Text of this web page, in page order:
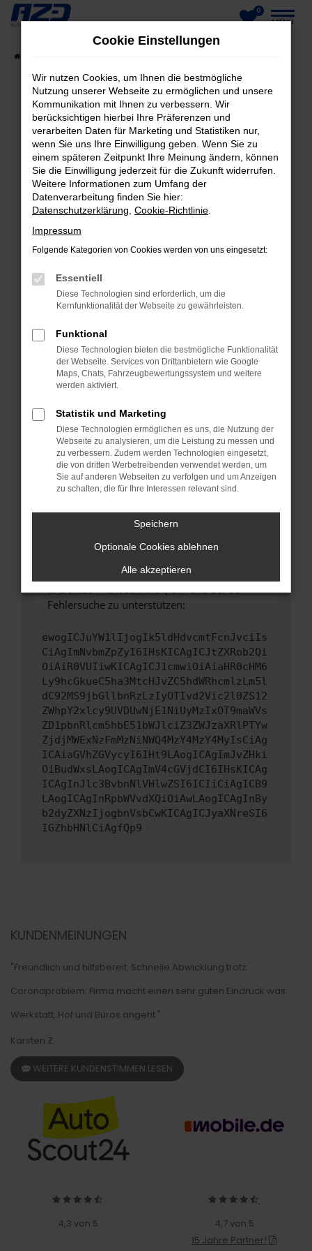
Zum
springen
0
MENÜ
FEHLER: NETWORK ERROR
Beim Laden ist ein Fehler aufgetreten.
Hier sind ein paar Tipps, die dir helfen können:
Überprüfe deine Firewall und deine
Internetverbindung.
Laden andere Webseiten, zum Beispiel deine
Suchmaschine?
Manche Erweiterungen, wie Werbeblocker,
können das Laden bestimmter Seiten
verhindern. Funktioniert die Seite in einem
anderen Browser oder in einem privaten
Fenster?
Starte dein Gerät neu.
Das kann manchmal helfen, vorübergehende
Stelle sicher, dass dein Browser und dein
Betriebssystem auf dem neuesten Stand
sind.
Veraltete Software birgt nicht nur ein
Sicherheitsrisiko, sondern kann auch dazu
führen, dass bestimmte Funktionen nicht mehr
Wende dich an den Webseitenbetreiber.
Wenn du alle oben genannten Schritte versucht
versuchen, das Problem zu beheben. Du kannst
uns diesen Text schicken, um uns bei der
Fehlersuche zu unterstützen:
ewogICJuYW1lIjogIk5ldHdvcmtFcnJvciIs
CiAgImNvbmZpZyI6IHsKICAgICJtZXRob2Qi
OiAiR0VUIiwKICAgICJ1cmwiOiAiaHR0cHM6
Ly9hcGkueC5ha3MtcHJvZC5hdWRhcmlzLm5l
dC92MS9jbGllbnRzLzIyOTIvd2Vic2l0ZS12
ZWhpY2xlcy9UVDUwNjE1NiUyMzIxOT9maWVs
ZD1pbnRlcm5hbE51bWJlciZ3ZWJzaXRlPTYw
ZjdjMWExNzFmMzNiNWQ4MzY4MzY4MyIsCiAg
ICAiaGVhZGVycyI6IHt9LAogICAgImJvZHki
OiBudWxsLAogICAgImV4cGVjdCI6IHsKICAg
ICAgInJlc3BvbnNlVHlwZSI6ICIiCiAgICB9
LAogICAgInRpbWVvdXQiOiAwLAogICAgInBy
b2dyZXNzIjogbnVsbCwKICAgICJyaXNreSI6
IGZhbHNlCiAgfQp9
KUNDENMEINUNGEN
"Freundlich und hilfsbereit. Schnelle Abwicklung trotz
Coronaproblem. Firma macht einen sehr guten Eindruck was
Werkstatt, Hof und Büros angeht."
Karsten Z.
WEITERE KUNDENSTIMMEN LESEN
4,3 von 5
4,7 von 5
15 Jahre Partner!
Cookie Einstellungen
Wir nutzen Cookies, um Ihnen die bestmögliche
Nutzung unserer Webseite zu ermöglichen und unsere
Kommunikation mit Ihnen zu verbessern. Wir
berücksichtigen hierbei Ihre Präferenzen und
verarbeiten Daten für Marketing und Statistiken nur,
wenn Sie uns Ihre Einwilligung geben. Wenn Sie zu
einem späteren Zeitpunkt Ihre Meinung ändern, können
Sie die Einwilligung jederzeit für die Zukunft widerrufen.
Weitere Informationen zum Umfang der
Datenverarbeitung finden Sie hier:
Datenschutzerklärung Cookie-Richtlinie
Impressum
Folgende Kategorien von Cookies werden von uns eingesetzt:
Essentiell
Diese Technologien sind erforderlich, um die
Kernfunktionalität der Webseite zu gewährleisten.
Funktional
Diese Technologien bieten die bestmögliche Funktionalität
der Webseite. Services von Drittanbietern wie Google
Maps, Chats, Fahrzeugbewertungssystem und weitere
werden aktiviert.
Statistik und Marketing
Diese Technologien ermöglichen es uns, die Nutzung der
Webseite zu analysieren, um die Leistung zu messen und
zu verbessern. Zudem werden Technologien eingesetzt,
die von dritten Werbetreibenden verwendet werden, um
Sie auf anderen Webseiten zu verfolgen und um Anzeigen
zu schalten, die für Ihre Interessen relevant sind.
Speichern
Optionale Cookies ablehnen
Alle akzeptieren